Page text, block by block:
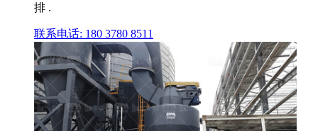
排 .
联系电话: 180 3780 8511